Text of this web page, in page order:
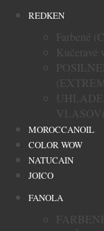
REDKEN
Farbené
Kučeravé
MOROCCANOIL
COLOR WOW
NATUCAIN
JOICO
FANOLA